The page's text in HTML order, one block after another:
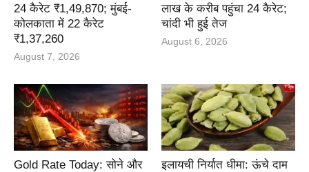
24 कैरेट ₹1,49,870; मुंबई-
कोलकाता में 22 कैरेट
₹1,37,260
August 7, 2026
लाख के करीब पहुंचा 24 कैरेट;
चांदी भी हुई तेज
August 6, 2026
Gold Rate Today: सोने और
इलायची निर्यात धीमा: ऊंचे दाम